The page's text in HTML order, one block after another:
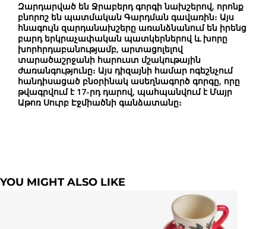
Զարդարված են Ջրաբերդ գորգի նախշերով, որոնք
բնորոշ են պատմական Գարդման գավառին։ Այս
հնագույն զարդանախշերը առանձնանում են իրենց
բարդ երկրաչափական պատկերներով և խորը
խորհրդաբանությամբ, արտացոլելով
տարածաշրջանի հարուստ մշակութային
ժառանգությունը։ Այս դիզայնի համար ոգեշնչում
հանդիսացած բնօրինակ ասեղնագործ գորգը, որը
թվագրվում է 17-րդ դարով, պահպանվում է Մայր
Աթոռ Սուրբ Էջմիածնի գանձատանը։
YOU MIGHT ALSO LIKE